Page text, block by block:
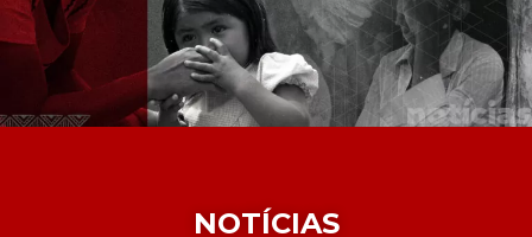
NOTÍCIAS